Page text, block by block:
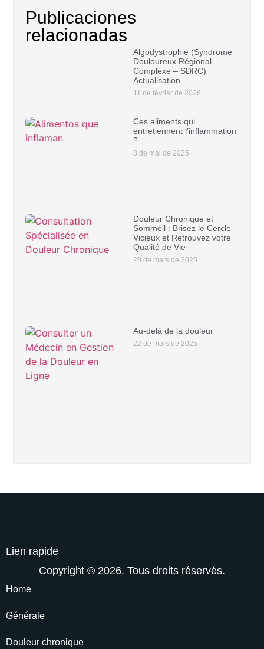
Publicaciones
relacionadas
Algodystrophie (Syndrome
Douloureux Régional
Complexe – SDRC)
Actualisation
11 de février de 2026
Ces aliments qui
entretiennent l’inflammation
?
8 de mai de 2025
Douleur Chronique et
Sommeil : Brisez le Cercle
Vicieux et Retrouvez votre
Qualité de Vie
28 de mars de 2025
Au-delà de la douleur
22 de mars de 2025
Lien rapide
Copyright © 2026. Tous droits réservés.
Home
Générale
Douleur chronique